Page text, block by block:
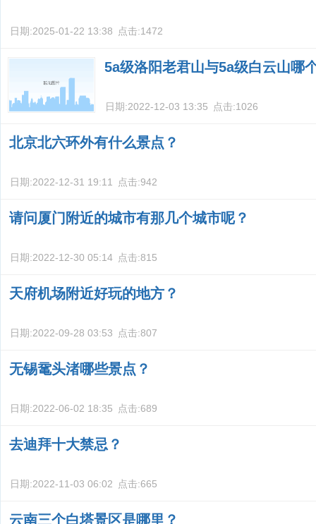
日期:2025-01-22 13:38 点击:1472
5a级洛阳老君山与5a级白云山哪
日期:2022-12-03 13:35 点击:1026
北京北六环外有什么景点？
日期:2022-12-31 19:11 点击:942
请问厦门附近的城市有那几个城市呢？
日期:2022-12-30 05:14 点击:815
天府机场附近好玩的地方？
日期:2022-09-28 03:53 点击:807
无锡鼋头渚哪些景点？
日期:2022-06-02 18:35 点击:689
去迪拜十大禁忌？
日期:2022-11-03 06:02 点击:665
云南三个白塔景区是哪里？